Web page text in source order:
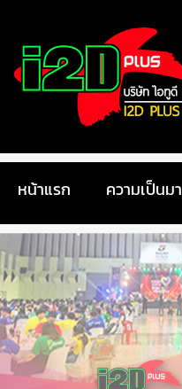
หน้าแรก ความเป็นมา